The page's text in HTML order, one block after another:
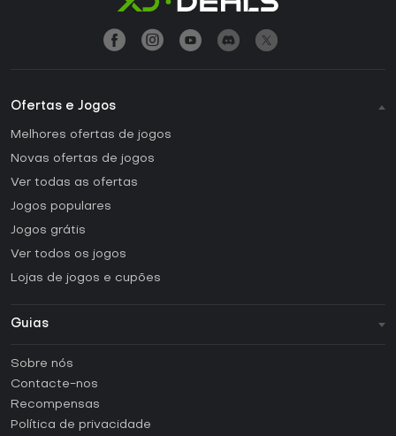
Ofertas e Jogos
Melhores ofertas de jogos
Novas ofertas de jogos
Ver todas as ofertas
Jogos populares
Jogos grátis
Ver todos os jogos
Lojas de jogos e cupões
Guias
Como ativar uma CD Key Steam?
Como ativar uma CD Key Epic Games?
Sobre nós
Contacte-nos
Recompensas
Política de privacidade